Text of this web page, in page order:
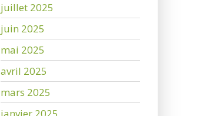
juillet 2025
juin 2025
mai 2025
avril 2025
mars 2025